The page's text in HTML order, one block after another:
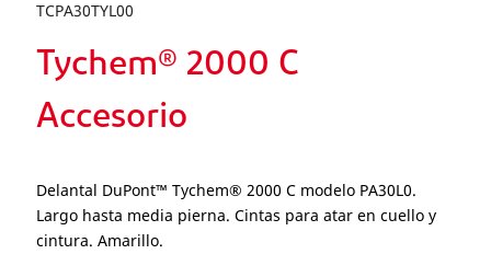
TCPA30TYL00
Tychem® 2000 C
Accesorio
Delantal DuPont™ Tychem® 2000 C modelo PA30L0.
Largo hasta media pierna. Cintas para atar en cuello y
cintura. Amarillo.